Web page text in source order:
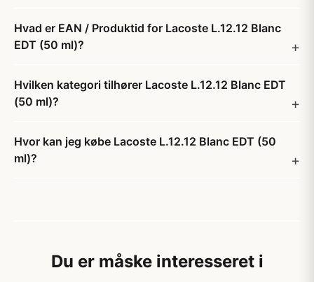
Hvad er EAN / Produktid for Lacoste L.12.12 Blanc
EDT (50 ml)?
Hvilken kategori tilhører Lacoste L.12.12 Blanc EDT
(50 ml)?
Hvor kan jeg købe Lacoste L.12.12 Blanc EDT (50
ml)?
Du er måske interesseret i